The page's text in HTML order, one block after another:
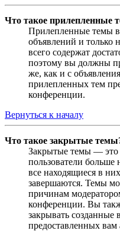
Что такое прилепленные
Прилепленные темы в
объявлений и только
всего содержат
поэтому вы должны
же, как и с
прилепленных тем
конференции.
Вернуться к началу
Что такое закрытые
Закрытые темы — это
пользователи больше
все находящиеся в
завершаются. Темы
причинам
конференции. Вы
закрывать созданные
предоставленных